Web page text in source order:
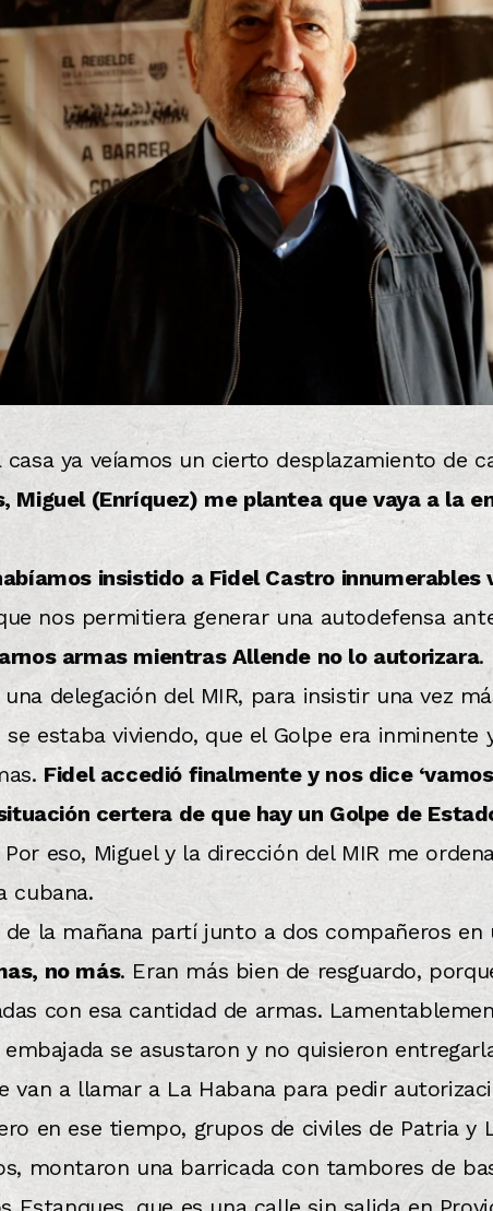
casa ya veíamos un cierto desplazamiento de
Miguel (Enríquez) me plantea que vaya a la
insistido a Fidel Castro innumerables
nos permitiera generar una autodefensa
armas mientras Allende no lo autorizara.
una delegación del MIR, para insistir una vez
estaba viviendo, que el Golpe era inminente
Fidel accedió finalmente y nos dice
certera de que hay un Golpe de
Por eso, Miguel y la dirección del MIR me
cubana.
de la mañana partí junto a dos compañeros en
no más. Eran más bien de resguardo,
con esa cantidad de armas.
se asustaron y no quisieron
van a llamar a La Habana para pedir
en ese tiempo, grupos de civiles de Patria y
montaron una barricada con tambores de